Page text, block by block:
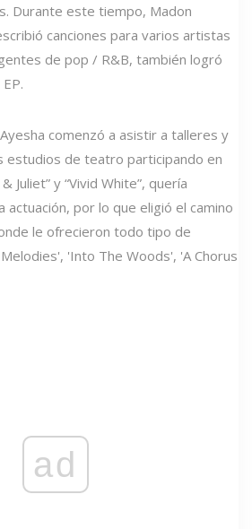
Durante este tiempo, Madon
canciones para varios artistas
de pop / R&B, también logró
comenzó a asistir a talleres y
estudios de teatro participando en
Juliet” y “Vivid White”, quería
actuación, por lo que eligió el camino
le ofrecieron todo tipo de
'Into The Woods', 'A Chorus
ad